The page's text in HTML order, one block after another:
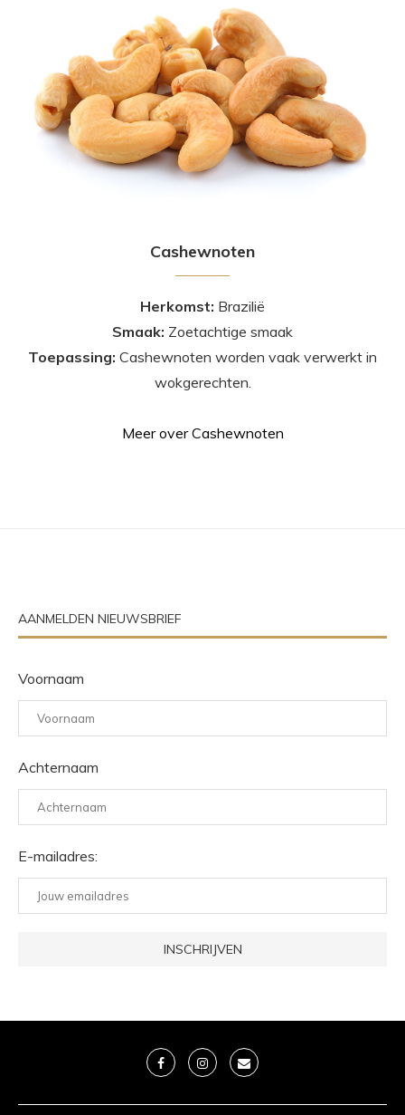
Cashewnoten
Herkomst: Brazilië
Smaak: Zoetachtige smaak
Toepassing: Cashewnoten worden vaak verwerkt in
wokgerechten.
Meer over Cashewnoten
AANMELDEN NIEUWSBRIEF
Voornaam
Achternaam
E-mailadres: